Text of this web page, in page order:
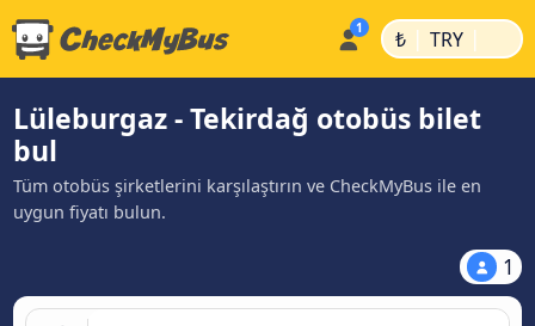
₺ | TRY |
Lüleburgaz - Tekirdağ otobüs bilet
bul
Tüm otobüs şirketlerini karşılaştırın ve CheckMyBus ile en
uygun fiyatı bulun.
1